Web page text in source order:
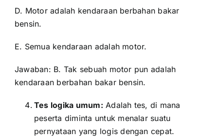
D. Motor adalah kendaraan berbahan bakar
bensin.
E. Semua kendaraan adalah motor.
Jawaban: B. Tak sebuah motor pun adalah
kendaraan berbahan bakar bensin.
Tes logika umum: Adalah tes, di mana
peserta diminta untuk menalar suatu
pernyataan yang logis dengan cepat.